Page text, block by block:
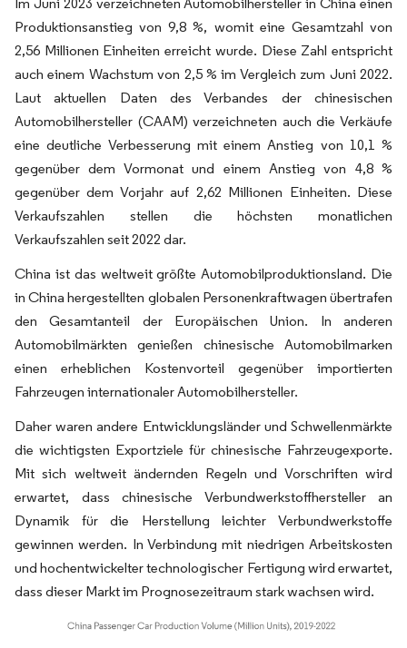
Produktionsanstieg von 9,8 %, womit eine Gesamtzahl von
2,56 Millionen Einheiten erreicht wurde. Diese Zahl entspricht
auch einem Wachstum von 2,5 % im Vergleich zum Juni 2022.
Laut aktuellen Daten des Verbandes der chinesischen
Automobilhersteller (CAAM) verzeichneten auch die Verkäufe
eine deutliche Verbesserung mit einem Anstieg von 10,1 %
gegenüber dem Vormonat und einem Anstieg von 4,8 %
gegenüber dem Vorjahr auf 2,62 Millionen Einheiten. Diese
Verkaufszahlen stellen die höchsten monatlichen
Verkaufszahlen seit 2022 dar.
China ist das weltweit größte Automobilproduktionsland. Die
in China hergestellten globalen Personenkraftwagen übertrafen
den Gesamtanteil der Europäischen Union. In anderen
Automobilmärkten genießen chinesische Automobilmarken
einen erheblichen Kostenvorteil gegenüber importierten
Fahrzeugen internationaler Automobilhersteller.
Daher waren andere Entwicklungsländer und Schwellenmärkte
die wichtigsten Exportziele für chinesische Fahrzeugexporte.
Mit sich weltweit ändernden Regeln und Vorschriften wird
erwartet, dass chinesische Verbundwerkstoffhersteller an
Dynamik für die Herstellung leichter Verbundwerkstoffe
gewinnen werden. In Verbindung mit niedrigen Arbeitskosten
und hochentwickelter technologischer Fertigung wird erwartet,
dass dieser Markt im Prognosezeitraum stark wachsen wird.